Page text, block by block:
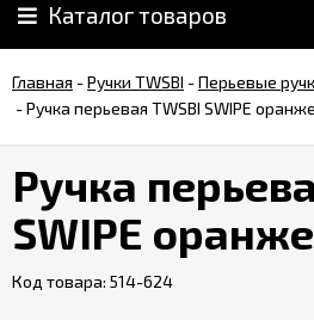
Возврат
Обзоры
ручек
Контакты
Каталог товаров
Главная -Ручки TWSBI -Перьевые
-Ручка перьевая TWSBI SWIPE
Ручка
SWIPE
Код товара: 514-624